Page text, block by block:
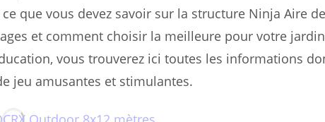
que vous devez savoir sur la structure Ninja Aire
et comment choisir la meilleure pour votre
vous trouverez ici toutes les informations
jeu amusantes et stimulantes.